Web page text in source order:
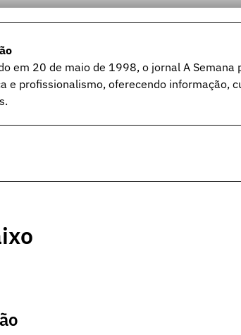
em 20 de maio de 1998, o jornal A
e profissionalismo, oferecendo informação,